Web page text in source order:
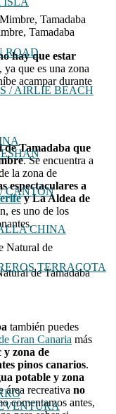
ROAD
/ AIRLIE BEACH
CANTÓN
CHINA
TERRACOTA
Tamadaba
hay que estar
, ya que es una zona
acampar durante
Tamadaba que
. Se encuentra a
la zona de
espectaculares a
y La Aldea de
es uno de los
de Tamadaba
también puedes
Gran Canaria más
y zona de
pinos canarios.
potable y zona
área recreativa no
comentamos antes,